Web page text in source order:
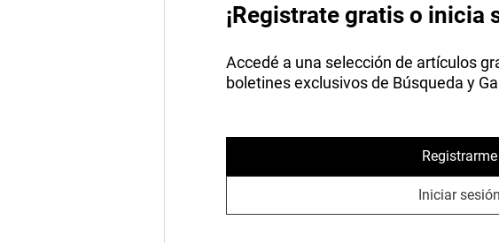
¡Registrate gratis o inicia
Accedé a una selección de artículos
boletines exclusivos de Búsqueda y
Registrarme
Iniciar sesión